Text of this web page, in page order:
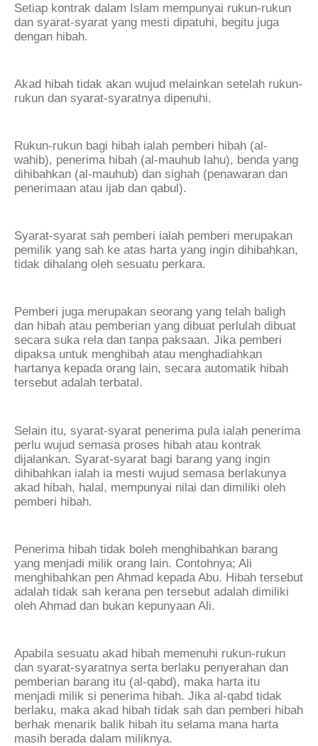
Setiap kontrak dalam Islam mempunyai rukun-rukun
dan syarat-syarat yang mesti dipatuhi, begitu juga
dengan hibah.
Akad hibah tidak akan wujud melainkan setelah rukun-
rukun dan syarat-syaratnya dipenuhi.
Rukun-rukun bagi hibah ialah pemberi hibah (al-
wahib), penerima hibah (al-mauhub lahu), benda yang
dihibahkan (al-mauhub) dan sighah (penawaran dan
penerimaan atau ijab dan qabul).
Syarat-syarat sah pemberi ialah pemberi merupakan
pemilik yang sah ke atas harta yang ingin dihibahkan,
tidak dihalang oleh sesuatu perkara.
Pemberi juga merupakan seorang yang telah baligh
dan hibah atau pemberian yang dibuat perlulah dibuat
secara suka rela dan tanpa paksaan. Jika pemberi
dipaksa untuk menghibah atau menghadiahkan
hartanya kepada orang lain, secara automatik hibah
tersebut adalah terbatal.
Selain itu, syarat-syarat penerima pula ialah penerima
perlu wujud semasa proses hibah atau kontrak
dijalankan. Syarat-syarat bagi barang yang ingin
dihibahkan ialah ia mesti wujud semasa berlakunya
akad hibah, halal, mempunyai nilai dan dimiliki oleh
pemberi hibah.
Penerima hibah tidak boleh menghibahkan barang
yang menjadi milik orang lain. Contohnya; Ali
menghibahkan pen Ahmad kepada Abu. Hibah tersebut
adalah tidak sah kerana pen tersebut adalah dimiliki
oleh Ahmad dan bukan kepunyaan Ali.
Apabila sesuatu akad hibah memenuhi rukun-rukun
dan syarat-syaratnya serta berlaku penyerahan dan
pemberian barang itu (al-qabd), maka harta itu
menjadi milik si penerima hibah. Jika al-qabd tidak
berlaku, maka akad hibah tidak sah dan pemberi hibah
berhak menarik balik hibah itu selama mana harta
masih berada dalam miliknya.